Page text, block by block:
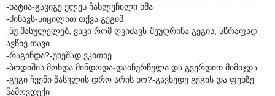
-ხატია-გავიგე ელეს ჩახლეჩილი ხმა
-ძინავს-სიცილით თქვა გეგიმ
-ნუ მასულელებ, ვიცი რომ ღვიძავს-შეუღრინა გეგის, სწრაფად
ავწიე თავი
-რაგინდა?-უხეშად ვკითხე
-ბოდიშის მოხდა მინდოდა-დაიჩურჩულა და გვერდით მიმიჯდა
-გეგი ჩვენი წასვლის დრო არის ხო?-გავხედე გეგის და ფეხზე
წამოვდექი